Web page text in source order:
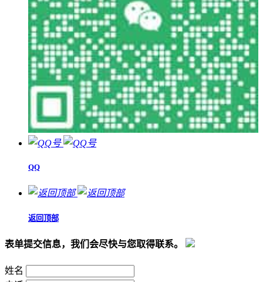
QQ
返回顶部
表单提交信息，我们会尽快与您取得联系。
姓名